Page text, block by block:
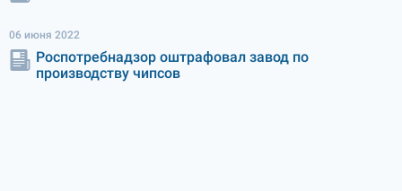
06 июня 2022
Роспотребнадзор оштрафовал завод по
производству чипсов